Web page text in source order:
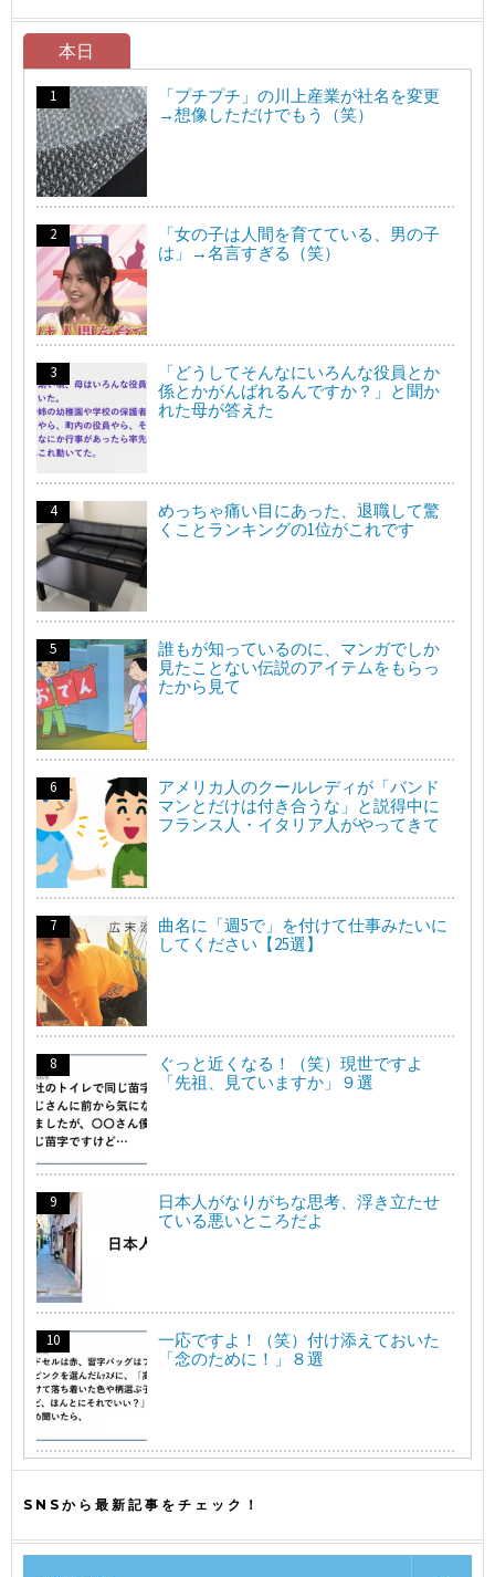
本日
「プチプチ」の川上産業が社名を変更
→想像しただけでもう（笑）
「女の子は人間を育てている、男の子
は」→名言すぎる（笑）
「どうしてそんなにいろんな役員とか
係とかがんばれるんですか？」と聞か
れた母が答えた
めっちゃ痛い目にあった、退職して驚
くことランキングの1位がこれです
誰もが知っているのに、マンガでしか
見たことない伝説のアイテムをもらっ
たから見て
アメリカ人のクールレディが「バンド
マンとだけは付き合うな」と説得中に
フランス人・イタリア人がやってきて
曲名に「週5で」を付けて仕事みたいに
してください【25選】
ぐっと近くなる！（笑）現世ですよ
「先祖、見ていますか」９選
日本人がなりがちな思考、浮き立たせ
ている悪いところだよ
一応ですよ！（笑）付け添えておいた
「念のために！」８選
SNSから最新記事をチェック！